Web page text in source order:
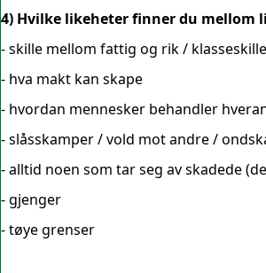
4) Hvilke likeheter finner du mellom
- skille mellom fattig og rik / klasseskille
- hva makt kan skape
- hvordan mennesker behandler
- slåsskamper / vold mot andre /
- alltid noen som tar seg av skadede
- gjenger
- tøye grenser